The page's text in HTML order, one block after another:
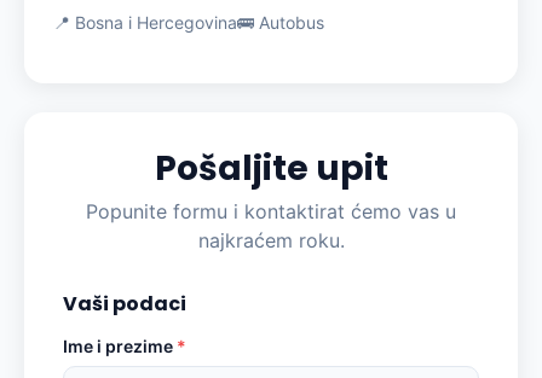
📍 Bosna i Hercegovina🚌 Autobus
Pošaljite upit
Popunite formu i kontaktirat ćemo vas u
najkraćem roku.
Vaši podaci
Ime i prezime *